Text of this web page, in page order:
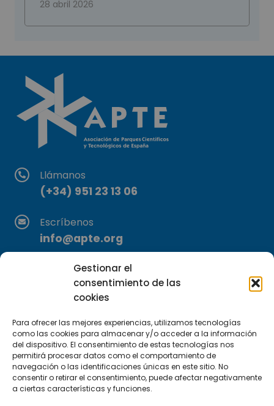
Gestionar el
consentimiento de las
cookies
Para ofrecer las mejores experiencias, utilizamos tecnologías
como las cookies para almacenar y/o acceder a la información
del dispositivo. El consentimiento de estas tecnologías nos
permitirá procesar datos como el comportamiento de
navegación o las identificaciones únicas en este sitio. No
consentir o retirar el consentimiento, puede afectar negativamente
a ciertas características y funciones.
28 abril 2026
Llámanos
(+34) 951 23 13 06
Escríbenos
info@apte.org
Encuéntranos
C/Marie Curie, 35
29590 Campanillas, Málaga